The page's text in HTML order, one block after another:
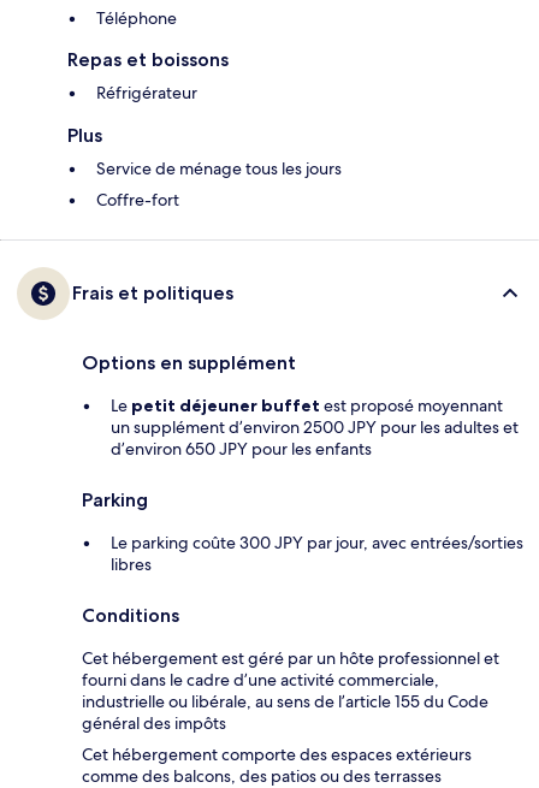
Téléphone
Repas et boissons
Réfrigérateur
Plus
Service de ménage tous les jours
Coffre-fort
Frais et politiques
Options en supplément
Le petit déjeuner buffet est proposé moyennant
un supplément d’environ 2500 JPY pour les adultes et
d’environ 650 JPY pour les enfants
Parking
Le parking coûte 300 JPY par jour, avec entrées/sorties
libres
Conditions
Cet hébergement est géré par un hôte professionnel et
fourni dans le cadre d’une activité commerciale,
industrielle ou libérale, au sens de l’article 155 du Code
général des impôts
Cet hébergement comporte des espaces extérieurs
comme des balcons, des patios ou des terrasses